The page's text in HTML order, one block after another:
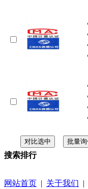
搜索排行
网站首页 | 关于我们 |